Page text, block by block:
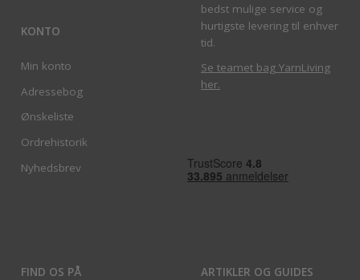
KONTO
Min konto
Adressebog
Ønskeliste
Ordrehistorik
Nyhedsbrev
bedst mulige service og
hurtigste levering til enhver
tid.
Se teamet bag YarnLiving
her.
FIND OS PÅ ARTIKLER OG GUIDES